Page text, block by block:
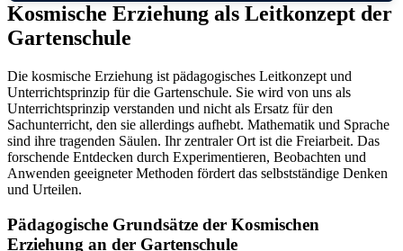
Kosmische Erziehung als Leitkonzept der
Gartenschule
Die kosmische Erziehung ist pädagogisches Leitkonzept und
Unterrichtsprinzip für die Gartenschule. Sie wird von uns als
Unterrichtsprinzip verstanden und nicht als Ersatz für den
Sachunterricht, den sie allerdings aufhebt. Mathematik und Sprache
sind ihre tragenden Säulen. Ihr zentraler Ort ist die Freiarbeit. Das
forschende Entdecken durch Experimentieren, Beobachten und
Anwenden geeigneter Methoden fördert das selbstständige Denken
und Urteilen.
Pädagogische Grundsätze der Kosmischen
Erziehung an der Gartenschule